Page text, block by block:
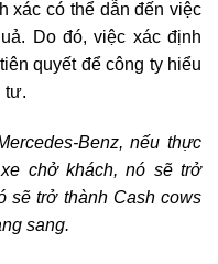
xác có thể dẫn đến việc
Do đó, việc xác định
quyết để công ty hiểu
tư.
Benz, nếu thực
chở khách, nó sẽ trở
sẽ trở thành Cash cows
sang.